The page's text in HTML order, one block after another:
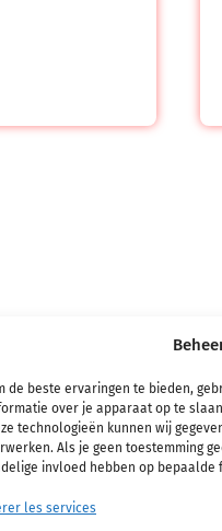
de beste ervaringen te bieden,
over je apparaat op te
technologieën kunnen wij
Als je geen toestemming
invloed hebben op bepaalde
les services
retour